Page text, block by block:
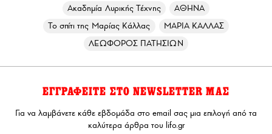
Ακαδημία Λυρικής Τέχνης
ΑΘΗΝΑ
Το σπίτι της Μαρίας Κάλλας
ΜΑΡΙΑ ΚΑΛΛΑΣ
ΛΕΩΦΟΡΟΣ ΠΑΤΗΣΙΩΝ
ΕΓΓΡΑΦΕΙΤΕ ΣΤΟ NEWSLETTER ΜΑΣ
Για να λαμβάνετε κάθε εβδομάδα στο email σας μια επιλογή από τα
καλύτερα άρθρα του lifo.gr